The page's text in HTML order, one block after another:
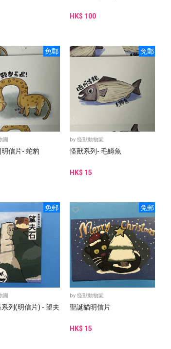
HK$ 100
免郵
園
信片- 蛇豹
免郵
by 怪獸動物園
怪獸系列- 毛鱒魚
HK$ 15
免郵
園
列(明信片) - 望夫
免郵
by 怪獸動物園
聖誕貓明信片
HK$ 15